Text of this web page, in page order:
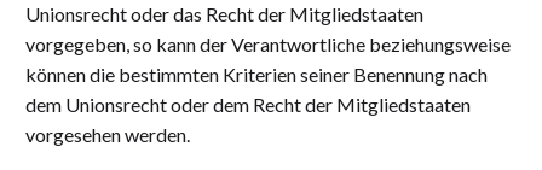
Unionsrecht oder das Recht der Mitgliedstaaten
vorgegeben, so kann der Verantwortliche beziehungsweise
können die bestimmten Kriterien seiner Benennung nach
dem Unionsrecht oder dem Recht der Mitgliedstaaten
vorgesehen werden.